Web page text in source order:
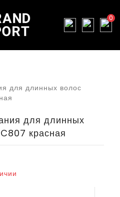
0
для длинных
красная